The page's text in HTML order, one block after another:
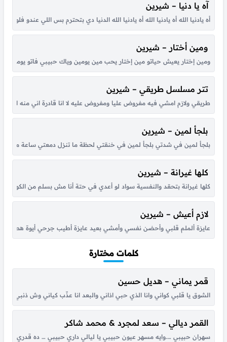
آه يا دنيا – شيرين
أه يادنيا الله أه يادنيا الله أه يادنيا الله الدنيا دي بتحترم بس اللي عندو
ومين أختار – شيرين
ومين إختار يعيش حياتو مين إختار يحب مين يومين وياك حبيبي فاتو
تتر مسلسل طريقي – شيرين
طريقي ولازم امشي فيه مفروض عليا ومفروض عليه لا انا قادرة اني منه ارجع
بلجأ لمين – شيرين
بلجأ لمين في شدتي بلجأ لمين في خنقتي لحظة ما تنزل دمعتي ساعة ما
كلها غيرانة – شيرين
كلها غيرانة بتحقد والنفسية سواد لو أعدي في حتة أنا مش بسلم من
لازم أعيش – شيرين
عايزة ألملم قلبي وأحضن نفسي وأمشي بعيد عايزة أطيب جرحي أيوة
كلمات مختارة
قمر يماني – هديل حسين
الشوق يا قلبي كواني وانا الذي حبي اذاني والبعد انا عذّب كياني وش ذنبي انا
القمر ديالي – سعد لمجرد & محمد شاكر
سهران حبيبي ….وايه مسهر عيون حبيبي يا ليالي داري حبيبي … ده قدري وده